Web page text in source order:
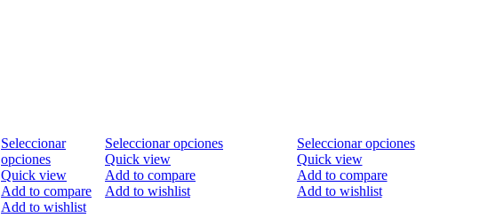
Seleccionar
opciones
Quick view
Add to compare
Add to wishlist
Seleccionar opciones
Quick view
Add to compare
Add to wishlist
Seleccionar opciones
Quick view
Add to compare
Add to wishlist